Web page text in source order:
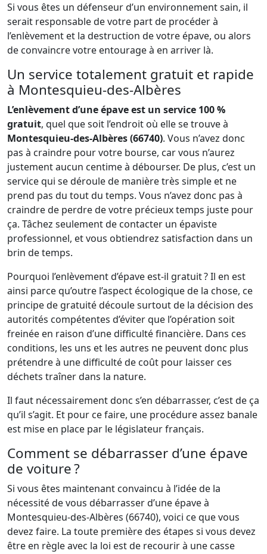
Si vous êtes un défenseur d’un environnement sain, il
serait responsable de votre part de procéder à
l’enlèvement et la destruction de votre épave, ou alors
de convaincre votre entourage à en arriver là.
Un service totalement gratuit et rapide
à Montesquieu-des-Albères
L’enlèvement d’une épave est un service 100 %
gratuit, quel que soit l’endroit où elle se trouve à
Montesquieu-des-Albères (66740). Vous n’avez donc
pas à craindre pour votre bourse, car vous n’aurez
justement aucun centime à débourser. De plus, c’est un
service qui se déroule de manière très simple et ne
prend pas du tout du temps. Vous n’avez donc pas à
craindre de perdre de votre précieux temps juste pour
ça. Tâchez seulement de contacter un épaviste
professionnel, et vous obtiendrez satisfaction dans un
brin de temps.
Pourquoi l’enlèvement d’épave est-il gratuit ? Il en est
ainsi parce qu’outre l’aspect écologique de la chose, ce
principe de gratuité découle surtout de la décision des
autorités compétentes d’éviter que l’opération soit
freinée en raison d’une difficulté financière. Dans ces
conditions, les uns et les autres ne peuvent donc plus
prétendre à une difficulté de coût pour laisser ces
déchets traîner dans la nature.
Il faut nécessairement donc s’en débarrasser, c’est de ça
qu’il s’agit. Et pour ce faire, une procédure assez banale
est mise en place par le législateur français.
Comment se débarrasser d’une épave
de voiture ?
Si vous êtes maintenant convaincu à l’idée de la
nécessité de vous débarrasser d’une épave à
Montesquieu-des-Albères (66740), voici ce que vous
devez faire. La toute première des étapes si vous devez
être en règle avec la loi est de recourir à une casse